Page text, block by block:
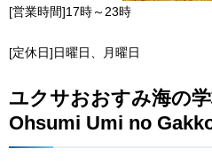
[営業時間]17時～23時
[定休日]日曜日、月曜日
ユクサおおすみ海の
Ohsumi Umi no Gakko